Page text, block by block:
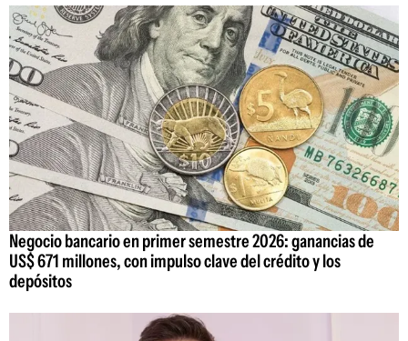
Negocio bancario en primer semestre 2026: ganancias de
US$ 671 millones, con impulso clave del crédito y los
depósitos